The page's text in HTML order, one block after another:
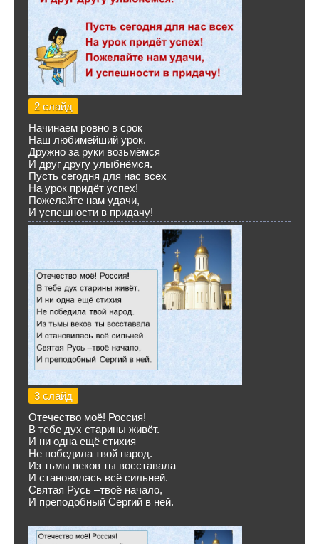
2 слайд
Начинаем ровно в срок
Наш любимейший урок.
Дружно за руки возьмёмся
И друг другу улыбнёмся.
Пусть сегодня для нас всех
На урок придёт успех!
Пожелайте нам удачи,
И успешности в придачу!
3 слайд
Отечество моё! Россия!
В тебе дух старины живёт.
И ни одна ещё стихия
Не победила твой народ.
Из тьмы веков ты восставала
И становилась всё сильней.
Святая Русь –твоё начало,
И преподобный Сергий в ней.